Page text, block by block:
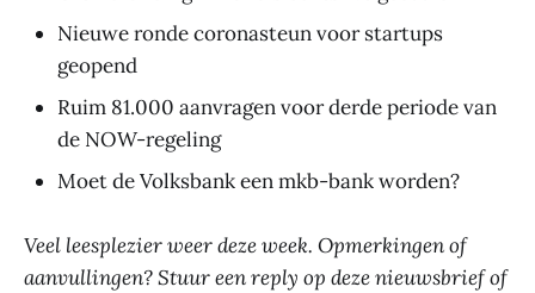
Nieuwe ronde coronasteun voor startups
geopend
Ruim 81.000 aanvragen voor derde periode van
de NOW-regeling
Moet de Volksbank een mkb-bank worden?
Veel leesplezier weer deze week. Opmerkingen of
aanvullingen? Stuur een reply op deze nieuwsbrief of